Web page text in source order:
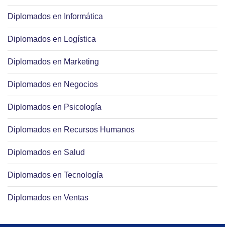
Diplomados en Informática
Diplomados en Logística
Diplomados en Marketing
Diplomados en Negocios
Diplomados en Psicología
Diplomados en Recursos Humanos
Diplomados en Salud
Diplomados en Tecnología
Diplomados en Ventas